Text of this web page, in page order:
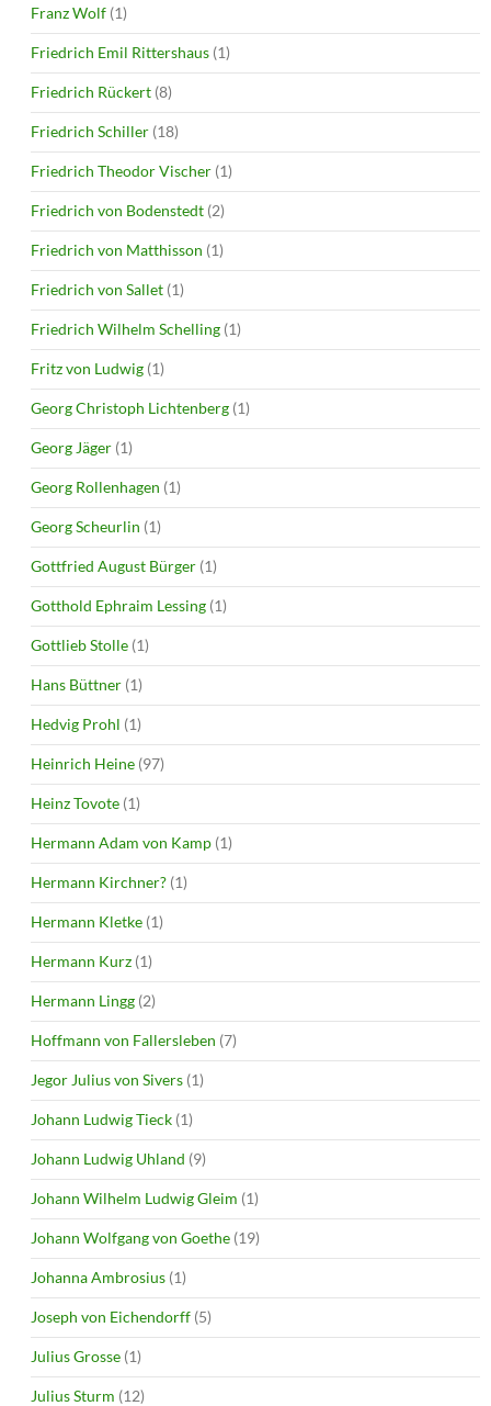
Franz Wolf (1)
Friedrich Emil Rittershaus (1)
Friedrich Rückert (8)
Friedrich Schiller (18)
Friedrich Theodor Vischer (1)
Friedrich von Bodenstedt (2)
Friedrich von Matthisson (1)
Friedrich von Sallet (1)
Friedrich Wilhelm Schelling (1)
Fritz von Ludwig (1)
Georg Christoph Lichtenberg (1)
Georg Jäger (1)
Georg Rollenhagen (1)
Georg Scheurlin (1)
Gottfried August Bürger (1)
Gotthold Ephraim Lessing (1)
Gottlieb Stolle (1)
Hans Büttner (1)
Hedvig Prohl (1)
Heinrich Heine (97)
Heinz Tovote (1)
Hermann Adam von Kamp (1)
Hermann Kirchner? (1)
Hermann Kletke (1)
Hermann Kurz (1)
Hermann Lingg (2)
Hoffmann von Fallersleben (7)
Jegor Julius von Sivers (1)
Johann Ludwig Tieck (1)
Johann Ludwig Uhland (9)
Johann Wilhelm Ludwig Gleim (1)
Johann Wolfgang von Goethe (19)
Johanna Ambrosius (1)
Joseph von Eichendorff (5)
Julius Grosse (1)
Julius Sturm (12)